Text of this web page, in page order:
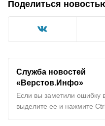
Поделиться
Служба новостей
«Верстов.Инфо»
Если вы заметили ошибку в
выделите ее и нажмите